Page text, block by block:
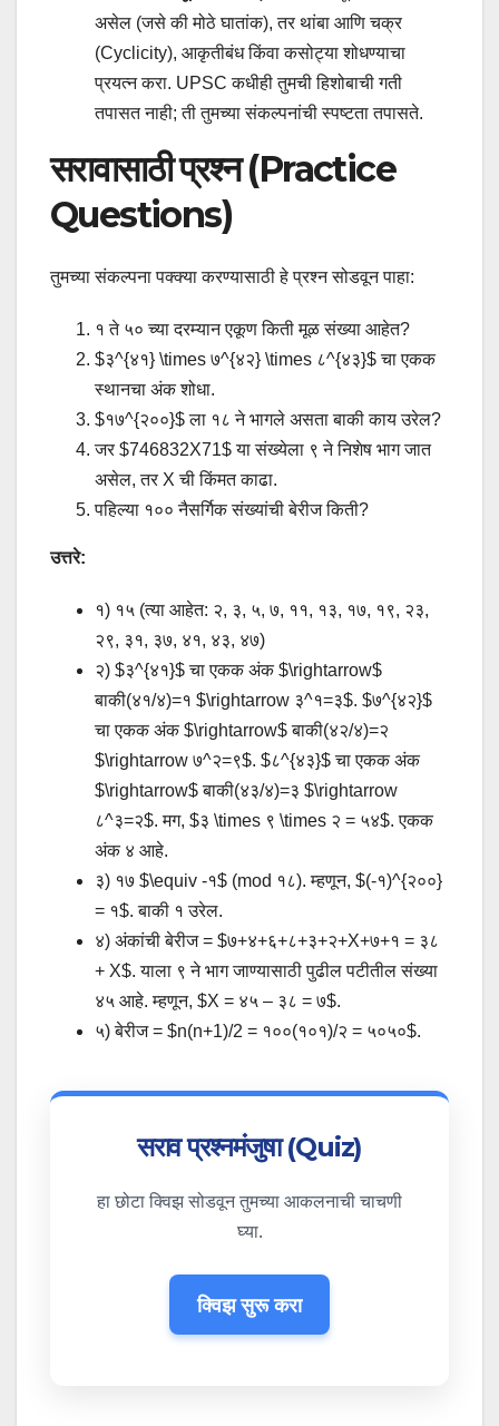
असेल (जसे की मोठे घातांक), तर थांबा आणि चक्र
(Cyclicity), आकृतीबंध किंवा कसोट्या शोधण्याचा
प्रयत्न करा. UPSC कधीही तुमची हिशोबाची गती
तपासत नाही; ती तुमच्या संकल्पनांची स्पष्टता तपासते.
सरावासाठी प्रश्न (Practice
Questions)
तुमच्या संकल्पना पक्क्या करण्यासाठी हे प्रश्न सोडवून पाहा:
१ ते ५० च्या दरम्यान एकूण किती मूळ संख्या आहेत?
$३^{४१} \times ७^{४२} \times ८^{४३}$ चा एकक
स्थानचा अंक शोधा.
$१७^{२००}$ ला १८ ने भागले असता बाकी काय उरेल?
जर $746832X71$ या संख्येला ९ ने निशेष भाग जात
असेल, तर X ची किंमत काढा.
पहिल्या १०० नैसर्गिक संख्यांची बेरीज किती?
उत्तरे:
१) १५ (त्या आहेत: २, ३, ५, ७, ११, १३, १७, १९, २३,
२९, ३१, ३७, ४१, ४३, ४७)
२) $३^{४१}$ चा एकक अंक $\rightarrow$
बाकी(४१/४)=१ $\rightarrow ३^१=३$. $७^{४२}$
चा एकक अंक $\rightarrow$ बाकी(४२/४)=२
$\rightarrow ७^२=९$. $८^{४३}$ चा एकक अंक
$\rightarrow$ बाकी(४३/४)=३ $\rightarrow
८^३=२$. मग, $३ \times ९ \times २ = ५४$. एकक
अंक ४ आहे.
३) १७ $\equiv -१$ (mod १८). म्हणून, $(-१)^{२००}
= १$. बाकी १ उरेल.
४) अंकांची बेरीज = $७+४+६+८+३+२+X+७+१ = ३८
+ X$. याला ९ ने भाग जाण्यासाठी पुढील पटीतील संख्या
४५ आहे. म्हणून, $X = ४५ – ३८ = ७$.
५) बेरीज = $n(n+1)/2 = १००(१०१)/२ = ५०५०$.
सराव प्रश्नमंजुषा (Quiz)
हा छोटा क्विझ सोडवून तुमच्या आकलनाची चाचणी
घ्या.
क्विझ सुरू करा